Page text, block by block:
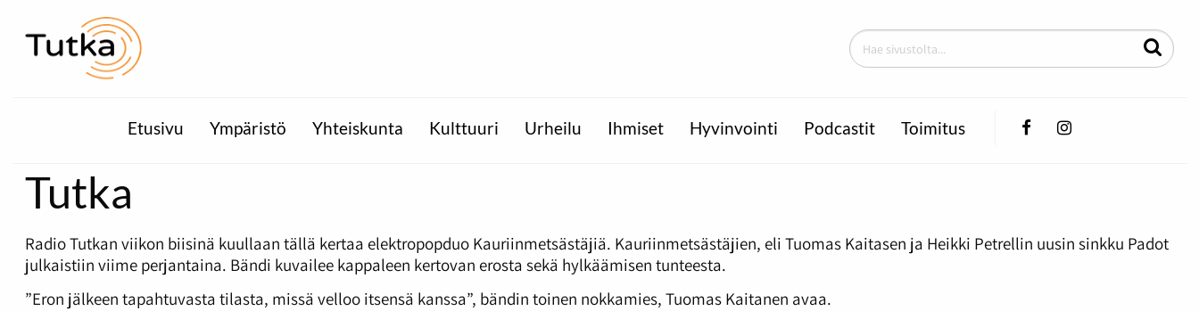
Etusivu Ympäristö Yhteiskunta Kulttuuri Urheilu Ihmiset Hyvinvointi Podcastit Toimitus FacebookInstagram
Tutka
Radio Tutkan viikon biisinä kuullaan tällä kertaa elektropopduo Kauriinmetsästäjiä. Kauriinmetsästäjien, eli Tuomas Kaitasen ja Heikki Petrellin uusin sinkku Padot
julkaistiin viime perjantaina. Bändi kuvailee kappaleen kertovan erosta sekä hylkäämisen tunteesta.
”Eron jälkeen tapahtuvasta tilasta, missä velloo itsensä kanssa”, bändin toinen nokkamies, Tuomas Kaitanen avaa.